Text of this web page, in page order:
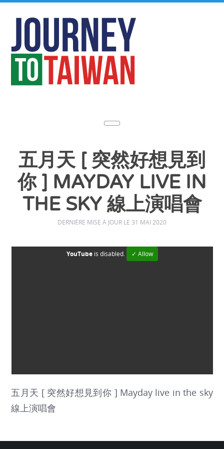
五月天 [ 突然好想見到
你 ] MAYDAY LIVE IN
THE SKY 線上演唱會
DERNIÈRE MISE À JOUR LE 31 MAI 2020
YouTubeis disabled. ✓ Allow
五月天 [ 突然好想見到你 ] Mayday live in the sky
線上演唱會